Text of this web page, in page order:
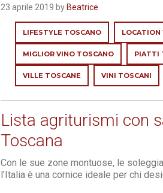
23 aprile 2019 by Beatrice
LIFESTYLE TOSCANO LOCATION
MIGLIOR VINO TOSCANO PIATTI
VILLE TOSCANE VINI TOSCANI
Lista agriturismi con
Toscana
Con le sue zone montuose, le
l’Italia è una cornice ideale per chi